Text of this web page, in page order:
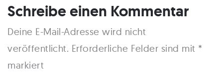
Schreibe einen Kommentar
Deine E-Mail-Adresse wird nicht
veröffentlicht. Erforderliche Felder sind mit *
markiert